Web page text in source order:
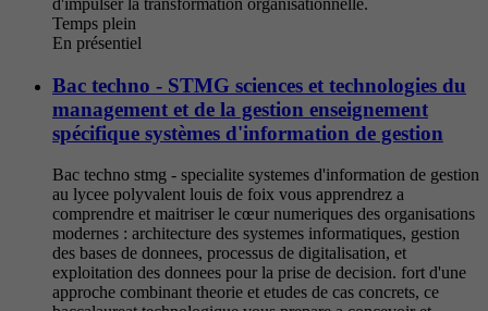
d'impulser la transformation organisationnelle.
Temps plein
En présentiel
Bac techno - STMG sciences et technologies du
management et de la gestion enseignement
spécifique systèmes d'information de gestion
Bac techno stmg - specialite systemes d'information de gestion
au lycee polyvalent louis de foix vous apprendrez a
comprendre et maitriser le cœur numeriques des organisations
modernes : architecture des systemes informatiques, gestion
des bases de donnees, processus de digitalisation, et
exploitation des donnees pour la prise de decision. fort d'une
approche combinant theorie et etudes de cas concrets, ce